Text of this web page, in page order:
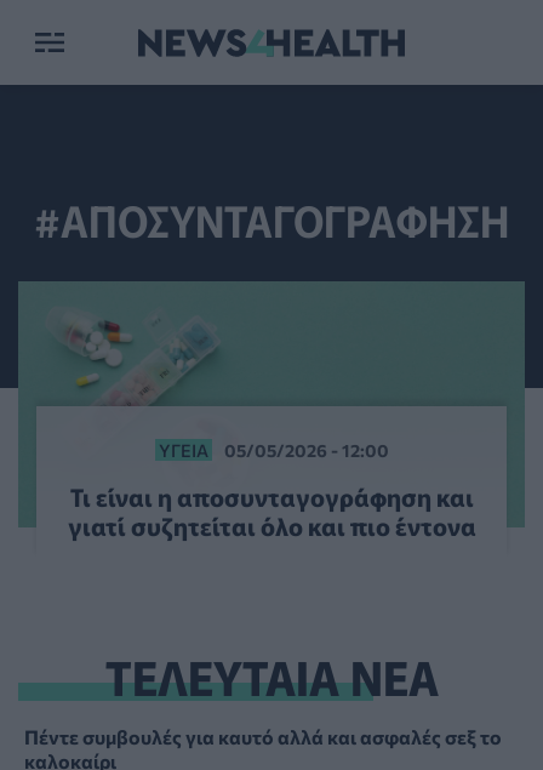
#ΑΠΟΣΥΝΤΑΓΟΓΡΑΦΗΣΗ
ΥΓΕΊΑ 05/05/2026 - 12:00
Τι είναι η αποσυνταγογράφηση και
γιατί συζητείται όλο και πιο έντονα
ΤΕΛΕΥΤΑΙΑ ΝΕΑ
Πέντε συμβουλές για καυτό αλλά και ασφαλές σεξ το
καλοκαίρι